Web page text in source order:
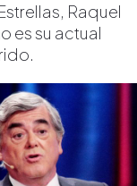
Raquel
es su actual